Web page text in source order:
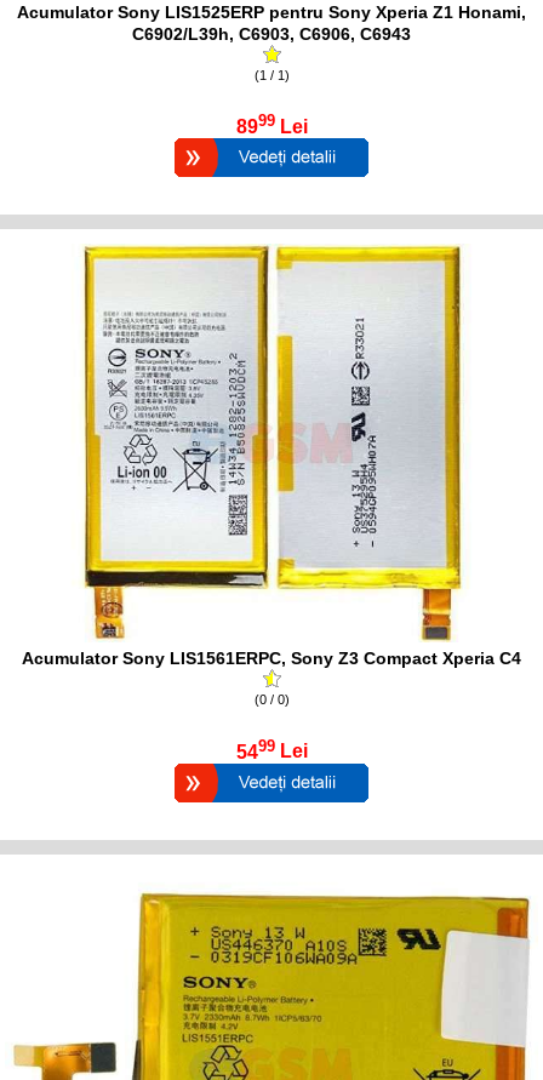
Acumulator Sony LIS1525ERP pentru Sony Xperia Z1 Honami,
C6902/L39h, C6903, C6906, C6943
(1 / 1)
8999 Lei
Acumulator Sony LIS1561ERPC, Sony Z3 Compact Xperia C4
(0 / 0)
5499 Lei